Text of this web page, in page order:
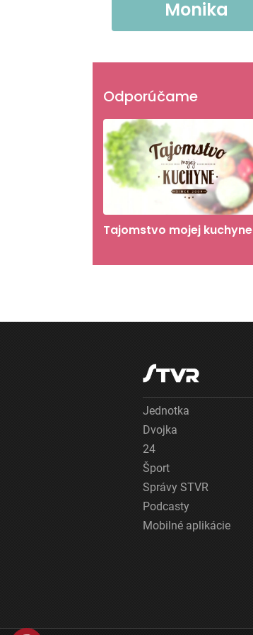
Monika
Odporúčame
Tajomstvo mojej kuchyne
Jednotka
Dvojka
24
Šport
Správy STVR
Podcasty
Mobilné aplikácie